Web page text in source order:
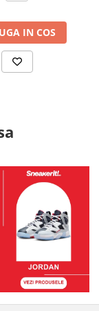
IN COS